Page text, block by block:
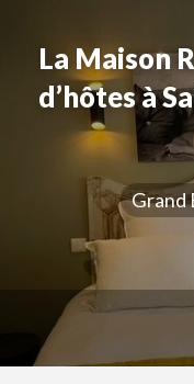
La Maison
d’hôtes à
Grand